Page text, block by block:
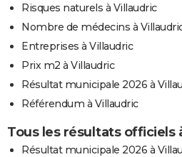
Risques naturels à Villaudric
Nombre de médecins à
Entreprises à Villaudric
Prix m2 à Villaudric
Résultat municipale 2026 à
Référendum à Villaudric
Tous les résultats officiels
Résultat municipale 2026 à